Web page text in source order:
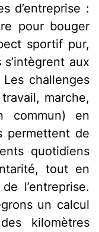
d’entreprise :
pour bouger
sportif pur,
aux
Les challenges
marche,
commun) en
permettent de
quotidiens
tout en
de l’entreprise.
un calcul
kilomètres